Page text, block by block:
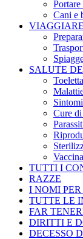
Cani e
SALUTE
Cure di
TUTTI I
RAZZE
I NOMI
TUTTE LE
FAR
DIRITTI E
DECESSO